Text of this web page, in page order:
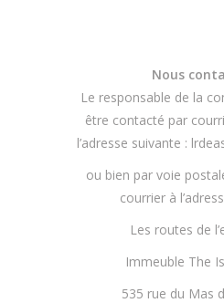
Nous
Le responsable de la
être contacté par
l’adresse suivante :
ou bien par voie
courrier à
Les routes de
Immeuble The
535 rue du Mas